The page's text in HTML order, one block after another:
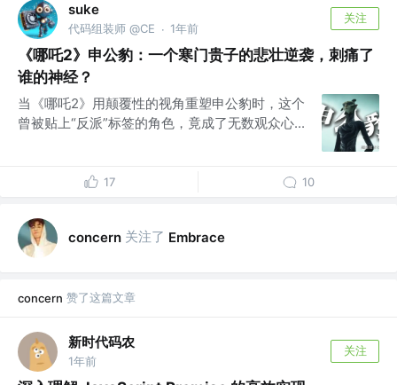
suke
代码组装师 @CE · 1年前
关注
《哪吒2》申公豹：一个寒门贵子的悲壮逆袭，刺痛了
谁的神经？
当《哪吒2》用颠覆性的视角重塑申公豹时，这个
曾被贴上“反派”标签的角色，竟成了无数观众心...
17 10
concern 关注了 Embrace
concern 赞了这篇文章
新时代码农
1年前
关注